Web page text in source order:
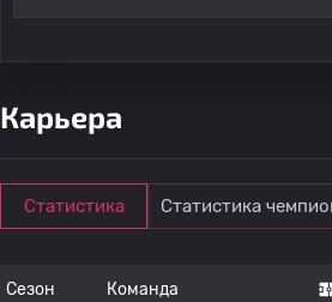
Карьера
Статистика Статистика
Сезон Команда